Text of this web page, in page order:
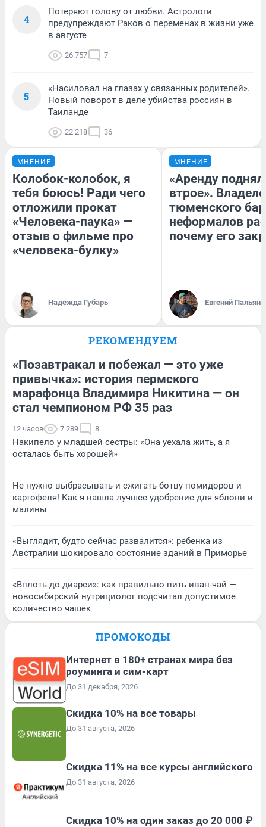
4
Потеряют голову от любви. Астрологи
предупреждают Раков о переменах в жизни уже
в августе
26 757 7
5
«Насиловал на глазах у связанных родителей».
Новый поворот в деле убийства россиян в
Таиланде
22 218 36
МНЕНИЕ
Колобок-колобок, я
тебя боюсь! Ради чего
отложили прокат
«Человека-паука» —
отзыв о фильме про
«человека-булку»
Надежда Губарь
МНЕНИЕ
«Аренду
втрое».
тюменского
неформалов
почему его
Евгений
РЕКОМЕНДУЕМ
«Позавтракал и побежал — это уже
привычка»: история пермского
марафонца Владимира Никитина — он
стал чемпионом РФ 35 раз
12 часов 7 289 8
Накипело у младшей сестры: «Она уехала жить, а я
осталась быть хорошей»
Не нужно выбрасывать и сжигать ботву помидоров и
картофеля! Как я нашла лучшее удобрение для яблони и
малины
«Выглядит, будто сейчас развалится»: ребенка из
Австралии шокировало состояние зданий в Приморье
«Вплоть до диареи»: как правильно пить иван-чай —
новосибирский нутрициолог подсчитал допустимое
количество чашек
ПРОМОКОДЫ
Интернет в 180+ странах мира без
роуминга и сим-карт
До 31 декабря, 2026
Скидка 10% на все товары
До 31 августа, 2026
Скидка 11% на все курсы английского
До 31 августа, 2026
Скидка 10% на один заказ до 20 000 ₽